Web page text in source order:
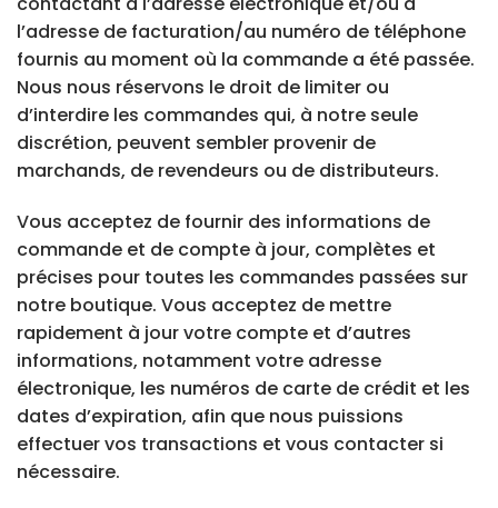
l’adresse de facturation/au numéro de téléphone
fournis au moment où la commande a été passée.
Nous nous réservons le droit de limiter ou
d’interdire les commandes qui, à notre seule
discrétion, peuvent sembler provenir de
marchands, de revendeurs ou de distributeurs.
Vous acceptez de fournir des informations de
commande et de compte à jour, complètes et
précises pour toutes les commandes passées sur
notre boutique. Vous acceptez de mettre
rapidement à jour votre compte et d’autres
informations, notamment votre adresse
électronique, les numéros de carte de crédit et les
dates d’expiration, afin que nous puissions
effectuer vos transactions et vous contacter si
nécessaire.